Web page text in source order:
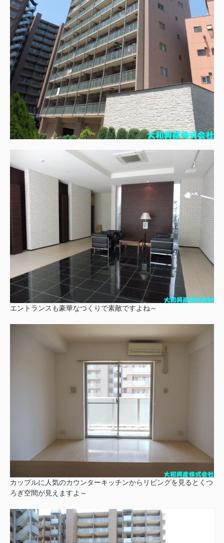
エントランスも豪華なつくりで素敵ですよね～
カップルに人気のカウンターキッチンからリビングを見るとくつ
ろぎ空間が見えますよ～